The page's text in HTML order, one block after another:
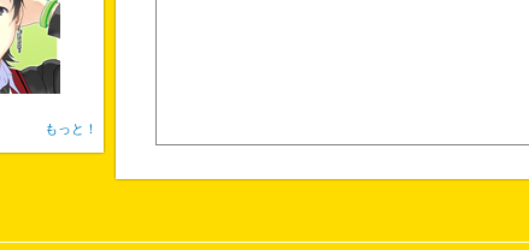
もっと！